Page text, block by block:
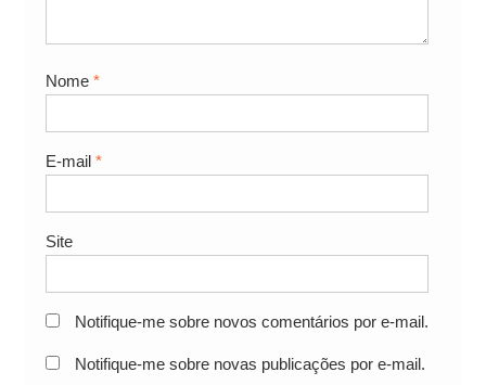
Nome *
E-mail *
Site
Notifique-me sobre novos comentários por e-mail.
Notifique-me sobre novas publicações por e-mail.